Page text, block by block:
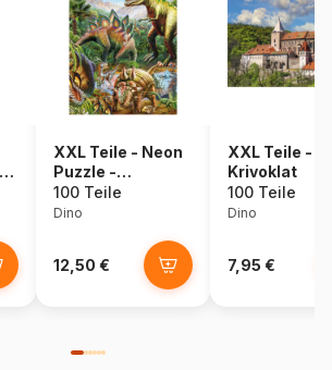
XXL Teile - Neon
Puzzle -
Dinosaurier
100 Teile
Dino
12,50 €
XXL Teile -
Krivoklat
100 Teile
Dino
7,95 €